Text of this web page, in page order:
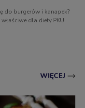
do burgerów i kanapek?
dla diety PKU.
WIĘCEJ